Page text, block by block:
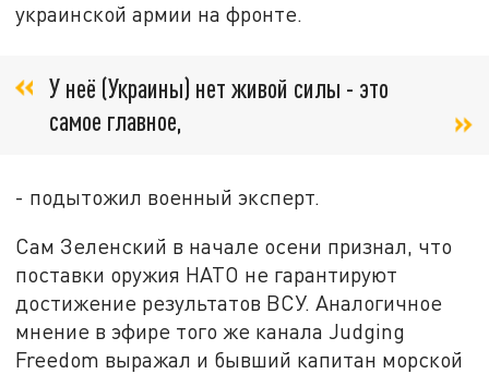
украинской армии на фронте.
У неё (Украины) нет живой силы - это
самое главное,
- подытожил военный эксперт.
Сам Зеленский в начале осени признал, что
поставки оружия НАТО не гарантируют
достижение результатов ВСУ. Аналогичное
мнение в эфире того же канала Judging
Freedom выражал и бывший капитан морской